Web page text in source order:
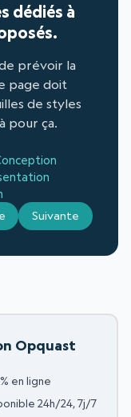
dédiés à
prévoir la
page doit
de styles
pour ça.
Suivante
Opquast
en ligne
24h/24, 7j/7